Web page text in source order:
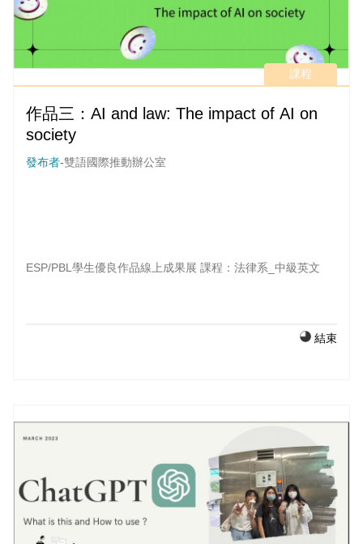
課程
作品三：AI and law: The impact of AI on
society
發布者-雙語國際推動辦公室
ESP/PBL學生優良作品線上成果展 課程：法律系_中級英文
結束